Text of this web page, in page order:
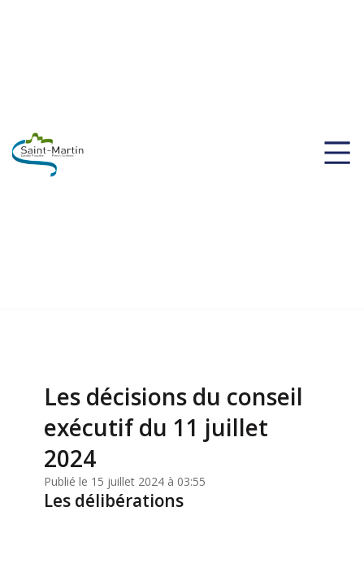
Les décisions du conseil
exécutif du 11 juillet
2024
Publié le 15 juillet 2024 à 03:55
Les délibérations